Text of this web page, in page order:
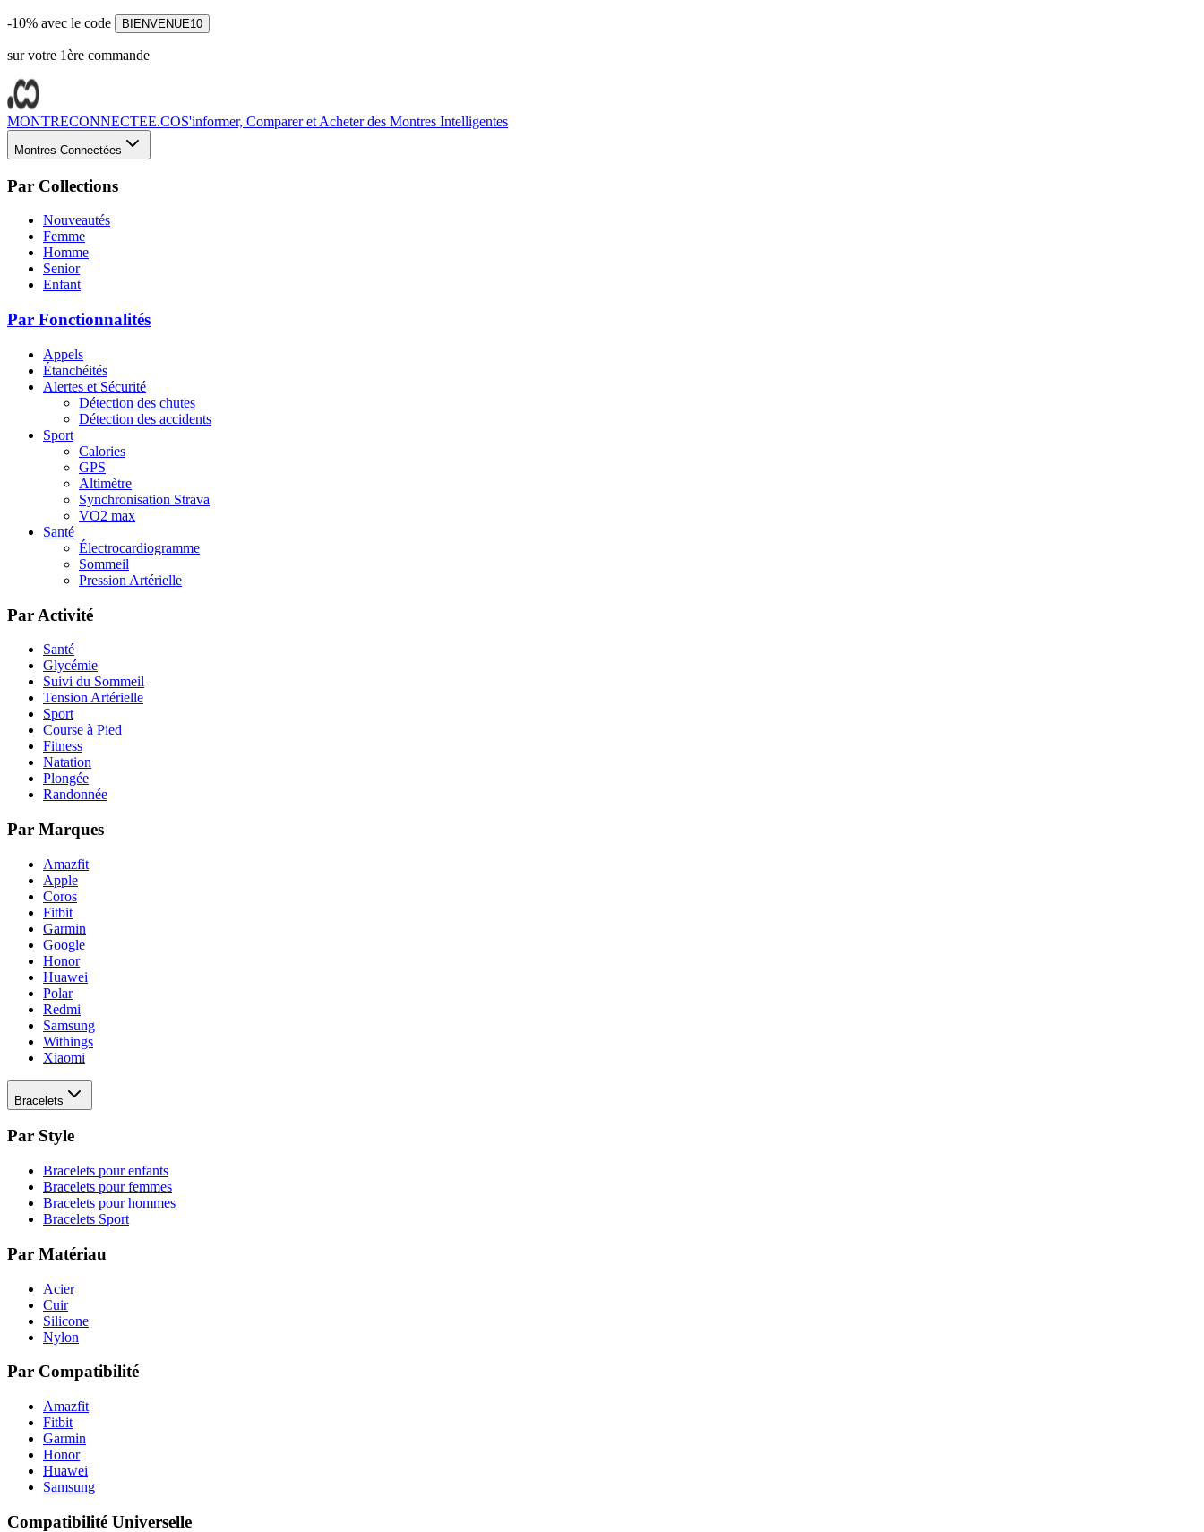
-10% avec le code BIENVENUE10
sur votre 1ère commande
MONTRECONNECTEE.COS'informer, Comparer et Acheter des Montres Intelligentes
Montres Connectées
Par Collections
Nouveautés
Femme
Homme
Senior
Enfant
Par Fonctionnalités
Appels
Étanchéités
Alertes et Sécurité
Détection des chutes
Détection des accidents
Sport
Calories
GPS
Altimètre
Synchronisation Strava
VO2 max
Santé
Électrocardiogramme
Sommeil
Pression Artérielle
Par Activité
Santé
Glycémie
Suivi du Sommeil
Tension Artérielle
Sport
Course à Pied
Fitness
Natation
Plongée
Randonnée
Par Marques
Amazfit
Apple
Coros
Fitbit
Garmin
Google
Honor
Huawei
Polar
Redmi
Samsung
Withings
Xiaomi
Bracelets
Par Style
Bracelets pour enfants
Bracelets pour femmes
Bracelets pour hommes
Bracelets Sport
Par Matériau
Acier
Cuir
Silicone
Nylon
Par Compatibilité
Amazfit
Fitbit
Garmin
Honor
Huawei
Samsung
Compatibilité Universelle